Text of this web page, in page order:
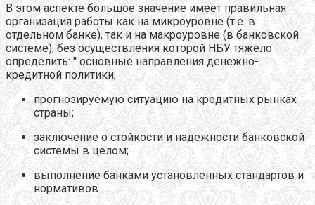
В этом аспекте большое значение имеет правильная
организация работы как на микроуровне (т.е. в
отдельном банке), так и на макроуровне (в банковской
системе), без осуществления которой НБУ тяжело
определить: " основные направления денежно-
кредитной политики;
прогнозируемую ситуацию на кредитных рынках
страны;
заключение о стойкости и надежности банковской
системы в целом;
выполнение банками установленных стандартов и
нормативов.